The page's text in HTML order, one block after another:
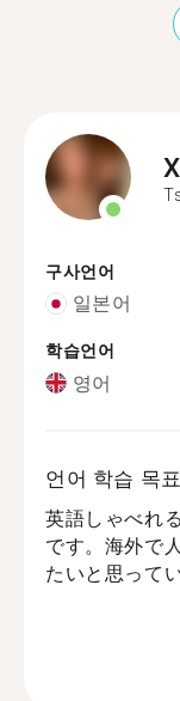
구사언어
일본어
학습언어
영어
언어 학습 목표
英語しゃべれ
です。海外で
たいと思って